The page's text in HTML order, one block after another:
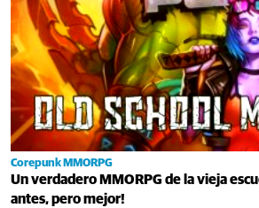
Corepunk MMORPG
Un verdadero MMORPG de la vieja
antes, pero mejor!